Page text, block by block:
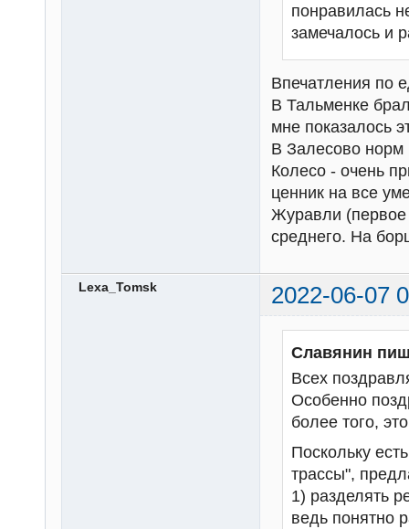
понравилась
замечалось и
Впечатления по
В Тальменке
мне показалось
В Залесово норм
Колесо - очень
ценник на все
Журавли (первое
среднего. На
Lexa_Tomsk 2022-06-07
Славянин
Всех
Особенно
более того,
Поскольку
трассы",
1) разделять
ведь понятно